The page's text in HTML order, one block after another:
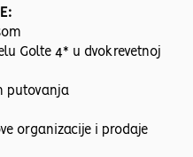
Golte 4* u dvokrevetnoj
putovanja
organizacije i prodaje